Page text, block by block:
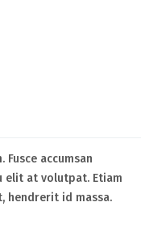
accumsan
elit at volutpat. Etiam
hendrerit id massa.